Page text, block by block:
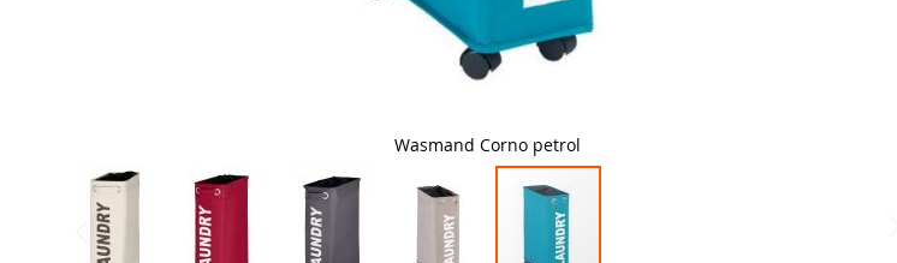
Wasmand Corno petrol